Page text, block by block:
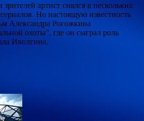
артист снялся в нескольких
Но настоящую известность
Александра Рогожкина
охоты", где он сыграл роль
Иволгина.